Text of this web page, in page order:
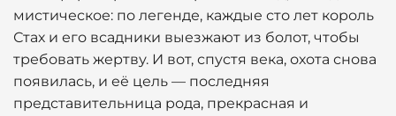
мистическое: по легенде, каждые сто лет король
Стах и его всадники выезжают из болот, чтобы
требовать жертву. И вот, спустя века, охота снова
появилась, и её цель — последняя
представительница рода, прекрасная и